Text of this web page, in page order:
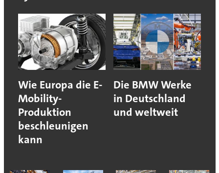
Wie Europa die E-
Mobility-
Produktion
beschleunigen
kann
Die BMW Werke
in Deutschland
und weltweit